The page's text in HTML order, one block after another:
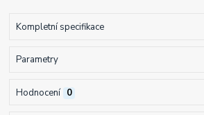
Kompletní specifikace
Parametry
Hodnocení 0